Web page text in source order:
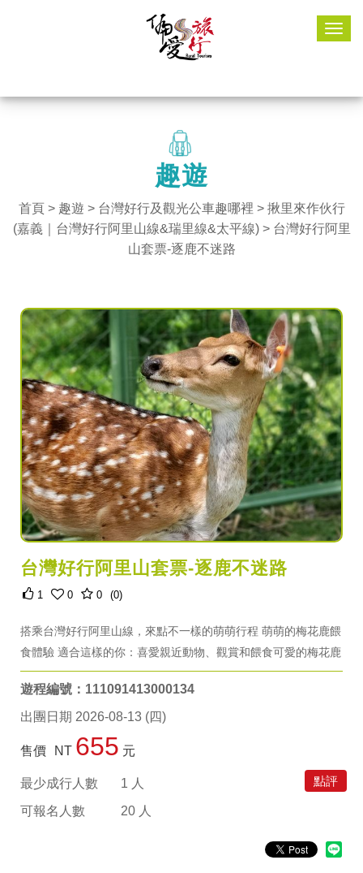
趣遊
首頁> 趣遊 > 台灣好行及觀光公車趣哪裡 > 揪里來作伙行
(嘉義｜台灣好行阿里山線&瑞里線&太平線)> 台灣好行阿里
山套票-逐鹿不迷路
台灣好行阿里山套票-逐鹿不迷路
1 0 0 (0)
搭乘台灣好行阿里山線，來點不一樣的萌萌行程 萌萌的梅花鹿餵
食體驗 適合這樣的你：喜愛親近動物、觀賞和餵食可愛的梅花鹿
點評
遊程編號：111091413000134
出團日期 2026-08-13 (四)
售價 NT 655 元
最少成行人數
1 人
可報名人數
20 人